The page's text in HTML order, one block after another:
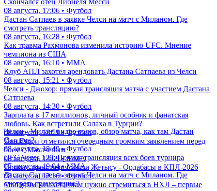
Скончался отец Лионеля Месси
08 августа, 17:06 • Футбол
Дастан Сатпаев в заявке Челси на матч с Миланом. Где
смотреть трансляцию?
08 августа, 16:28 • Футбол
Как травма Рахмонова изменила историю UFC. Мнение
чемпиона из США
08 августа, 16:10 • ММА
Клуб АПЛ захотел арендовать Дастана Сатпаева из Челси
08 августа, 15:21 • Футбол
Челси - Джохор: прямая трансляция матча с участием Дастана
Сатпаева
08 августа, 14:30 • Футбол
Зарплата в 17 миллионов, личный особняк и фанатская
любовь. Как встретили Салаха в Турции?
08 августа, 13:59 • Футбол
Иан Гэрри отметился очередным громким заявлением перед
боем с Махачевым
08 августа, 13:09 • ММА
Прямая трансляция матча Жетысу - Ордабасы в КПЛ-2026
08 августа, 12:16 • Футбол
Молодым казахстанцам нужно стремиться в НХЛ – первые
Челси - Милан: видео голов, обзор матча, как там Дастан
Сатпаев?
08 августа, 18:49 • Футбол
UFC Vegas 120: Прямая трансляция всех боев турнира
07 августа, 19:04 • ММА
Дастан Сатпаев в заявке Челси на матч с Миланом. Где
смотреть трансляцию?